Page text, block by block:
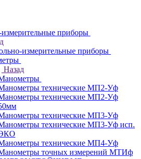
приборы
измерительные приборы
Назад
технические МП2-Уф
технические МП2-Уф
технические МП3-Уф
технические МП3-Уф исп.
технические МП4-Уф
точных измерений МТИф